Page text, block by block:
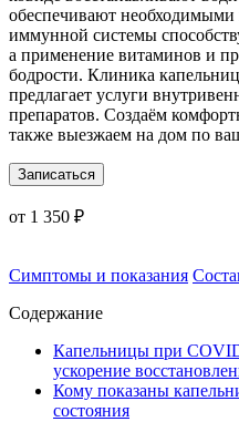
обеспечивают
иммунной системы
а применение витаминов и
бодрости. Клиника
предлагает услуги
препаратов. Создаём
также выезжаем на дом по
Записаться
от 1 350 ₽
Симптомы и показания
Содержание
Капельницы при
ускорение
Кому показаны
состояния